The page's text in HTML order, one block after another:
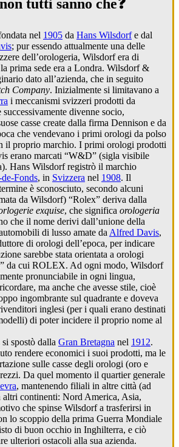
tutti sanno che❓
nel 1905 da Hans Wilsdorfe dal
; pur essendo attualmente una delle
dell’orologeria, Wilsdorf era di
prima sede era a Londra. Wilsdorf &
dato all’azienda, che in seguito
Company. Inizialmente si limitavano a
i meccanismi svizzeri prodotti da
successivamente divenne socio,
casse create dalla firma Dennison e da
che vendevano i primi orologi da polso
il proprio marchio. I primi orologi prodotti
erano marcati “W&D” (sigla visibile
Hans Wilsdorf registrò il marchio
Fonds, in Svizzera nel 1908. Il
è sconosciuto, secondo alcuni
da Wilsdorf) “Rolex” deriva dalla
exquise, che significa orologeria
che il nome derivi dall’unione della
di lusso amate da Alfred Davis,
di orologi dell’epoca, per indicare
sarebbe stata orientata a orologi
da cui ROLEX. Ad ogni modo, Wilsdorf
pronunciabile in ogni lingua,
ma anche che avesse stile, cioè
ingombrante sul quadrante e doveva
inglesi (per i quali erano destinati
di poter incidere il proprio nome al
spostò dalla Gran Bretagna nel 1912.
rendere economici i suoi prodotti, ma le
sulle casse degli orologi (oro e
Da quel momento il quartier generale
, mantenendo filiali in altre città (ad
altri continenti: Nord America, Asia,
che spinse Wilsdorf a trasferirsi in
lo scoppio della prima Guerra Mondiale
di buon occhio in Inghilterra, e ciò
ulteriori ostacoli alla sua azienda.